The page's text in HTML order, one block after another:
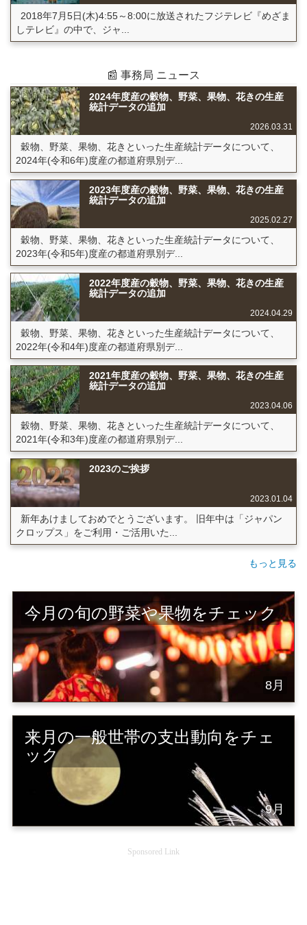
2018年7月5日(木)4:55～8:00に放送されたフジテレビ『めざま
しテレビ』の中で、ジャ...
📰 事務局 ニュース
2024年度産の穀物、野菜、果物、花きの生産
統計データの追加
2026.03.31
穀物、野菜、果物、花きといった生産統計データについて、
2024年(令和6年)度産の都道府県別デ...
2023年度産の穀物、野菜、果物、花きの生産
統計データの追加
2025.02.27
穀物、野菜、果物、花きといった生産統計データについて、
2023年(令和5年)度産の都道府県別デ...
2022年度産の穀物、野菜、果物、花きの生産
統計データの追加
2024.04.29
穀物、野菜、果物、花きといった生産統計データについて、
2022年(令和4年)度産の都道府県別デ...
2021年度産の穀物、野菜、果物、花きの生産
統計データの追加
2023.04.06
穀物、野菜、果物、花きといった生産統計データについて、
2021年(令和3年)度産の都道府県別デ...
2023のご挨拶
2023.01.04
新年あけましておめでとうございます。 旧年中は「ジャパン
クロップス」をご利用・ご活用いた...
もっと見る
今月の旬の野菜や果物をチェック
8月
来月の一般世帯の支出動向をチェ
ック
9月
Sponsored Link